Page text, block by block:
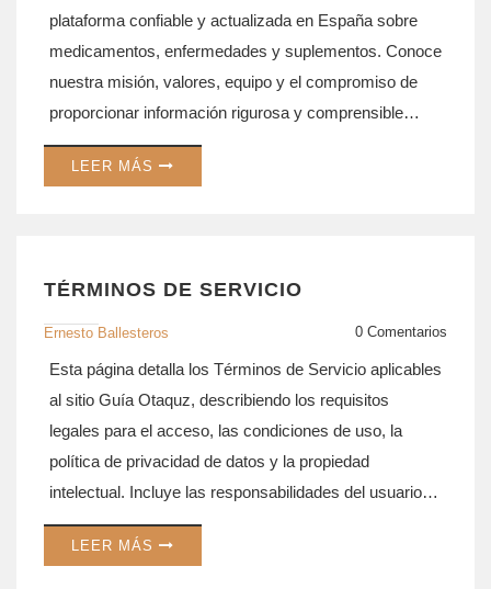
plataforma confiable y actualizada en España sobre
medicamentos, enfermedades y suplementos. Conoce
nuestra misión, valores, equipo y el compromiso de
proporcionar información rigurosa y comprensible
sobre salud y tratamientos. Accede a recursos útiles
para tomar decisiones informadas sobre tu bienestar.
LEER MÁS
TÉRMINOS DE SERVICIO
Ernesto Ballesteros 0 Comentarios
Esta página detalla los Términos de Servicio aplicables
al sitio Guía Otaquz, describiendo los requisitos
legales para el acceso, las condiciones de uso, la
política de privacidad de datos y la propiedad
intelectual. Incluye las responsabilidades del usuario y
del propietario, limitación de responsabilidades, y el
procedimiento de contacto. Los términos están
LEER MÁS